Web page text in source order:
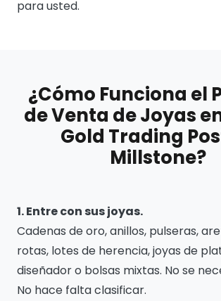
para usted.
¿Cómo Funciona el
de Venta de Joyas
Gold Trading
Millstone?
1. Entre con sus joyas.
Cadenas de oro, anillos, pulseras,
rotas, lotes de herencia, joyas de
diseñador o bolsas mixtas. No se
No hace falta clasificar.